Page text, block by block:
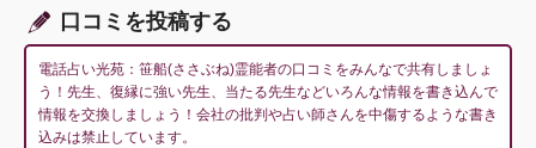
ン
口コミを投稿する
電話占い光苑：笹船(ささぶね)霊能者の口コミをみんなで共有しましょ
う！先生、復縁に強い先生、当たる先生などいろんな情報を書き込んで
情報を交換しましょう！会社の批判や占い師さんを中傷するような書き
込みは禁止しています。